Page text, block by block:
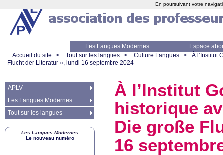
Les Langues Modernes
Espace
Accueil du site
> Tout sur les langues > Culture Langues >
À l’Institut
Flucht der Literatur », lundi 16 septembre 2024
À l’Institut
historique
Die große
16
APLV
Les Langues Modernes
Tout sur les langues
Les Langues Modernes
Le nouveau numéro
En poursuivant votre